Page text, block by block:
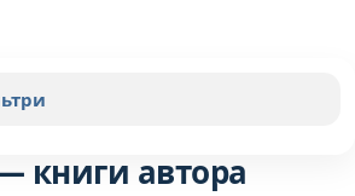
книги автора